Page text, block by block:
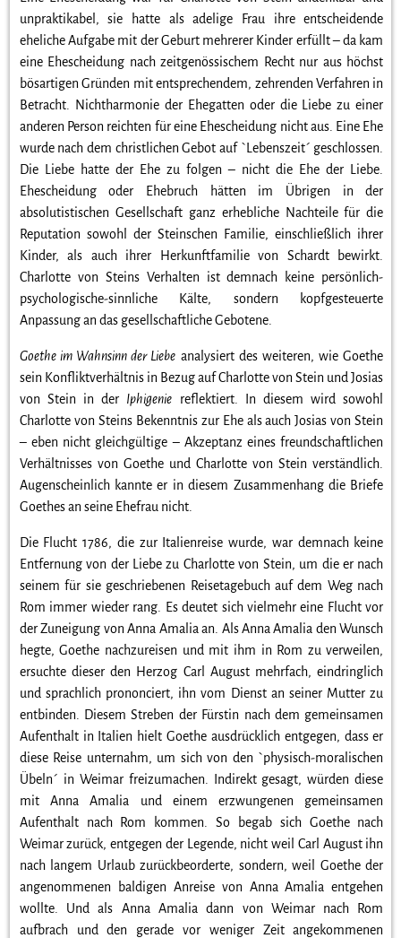
unpraktikabel, sie hatte als adelige Frau ihre entscheidende
eheliche Aufgabe mit der Geburt mehrerer Kinder erfüllt – da kam
eine Ehescheidung nach zeitgenössischem Recht nur aus höchst
bösartigen Gründen mit entsprechendem, zehrenden Verfahren in
Betracht. Nichtharmonie der Ehegatten oder die Liebe zu einer
anderen Person reichten für eine Ehescheidung nicht aus. Eine Ehe
wurde nach dem christlichen Gebot auf `Lebenszeit´ geschlossen.
Die Liebe hatte der Ehe zu folgen – nicht die Ehe der Liebe.
Ehescheidung oder Ehebruch hätten im Übrigen in der
absolutistischen Gesellschaft ganz erhebliche Nachteile für die
Reputation sowohl der Steinschen Familie, einschließlich ihrer
Kinder, als auch ihrer Herkunftfamilie von Schardt bewirkt.
Charlotte von Steins Verhalten ist demnach keine persönlich-
psychologische-sinnliche Kälte, sondern kopfgesteuerte
Anpassung an das gesellschaftliche Gebotene.
Goethe im Wahnsinn der Liebe analysiert des weiteren, wie Goethe
sein Konfliktverhältnis in Bezug auf Charlotte von Stein und Josias
von Stein in der Iphigenie reflektiert. In diesem wird sowohl
Charlotte von Steins Bekenntnis zur Ehe als auch Josias von Stein
– eben nicht gleichgültige – Akzeptanz eines freundschaftlichen
Verhältnisses von Goethe und Charlotte von Stein verständlich.
Augenscheinlich kannte er in diesem Zusammenhang die Briefe
Goethes an seine Ehefrau nicht.
Die Flucht 1786, die zur Italienreise wurde, war demnach keine
Entfernung von der Liebe zu Charlotte von Stein, um die er nach
seinem für sie geschriebenen Reisetagebuch auf dem Weg nach
Rom immer wieder rang. Es deutet sich vielmehr eine Flucht vor
der Zuneigung von Anna Amalia an. Als Anna Amalia den Wunsch
hegte, Goethe nachzureisen und mit ihm in Rom zu verweilen,
ersuchte dieser den Herzog Carl August mehrfach, eindringlich
und sprachlich prononciert, ihn vom Dienst an seiner Mutter zu
entbinden. Diesem Streben der Fürstin nach dem gemeinsamen
Aufenthalt in Italien hielt Goethe ausdrücklich entgegen, dass er
diese Reise unternahm, um sich von den `physisch-moralischen
Übeln´ in Weimar freizumachen. Indirekt gesagt, würden diese
mit Anna Amalia und einem erzwungenen gemeinsamen
Aufenthalt nach Rom kommen. So begab sich Goethe nach
Weimar zurück, entgegen der Legende, nicht weil Carl August ihn
nach langem Urlaub zurückbeorderte, sondern, weil Goethe der
angenommenen baldigen Anreise von Anna Amalia entgehen
wollte. Und als Anna Amalia dann von Weimar nach Rom
aufbrach und den gerade vor weniger Zeit angekommenen